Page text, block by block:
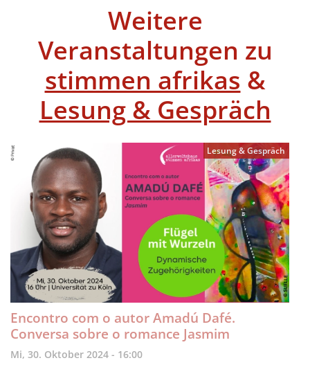
Weitere
Veranstaltungen zu
stimmen afrikas &
Lesung & Gespräch
Lesung & Gespräch
Encontro com o autor Amadú Dafé.
Conversa sobre o romance Jasmim
Mi, 30. Oktober 2024 - 16:00